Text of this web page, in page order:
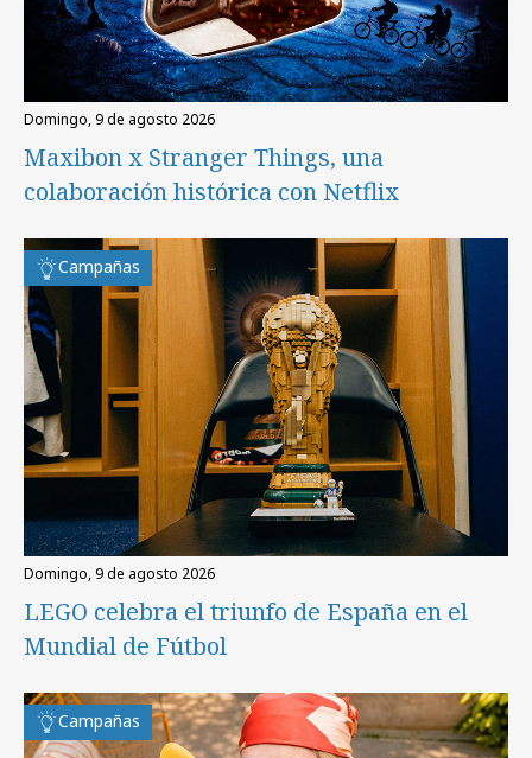
domingo, 9 de agosto 2026
Maxibon x Stranger Things, una
colaboración histórica con Netflix
Campañas
domingo, 9 de agosto 2026
LEGO celebra el triunfo de España en el
Mundial de Fútbol
Campañas